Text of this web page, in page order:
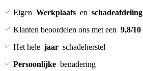
Eigen Werkplaats en schadeafdeling
Klanten beoordelen ons met een 9,8/10
Het hele jaar schadeherstel
Persoonlijke benadering